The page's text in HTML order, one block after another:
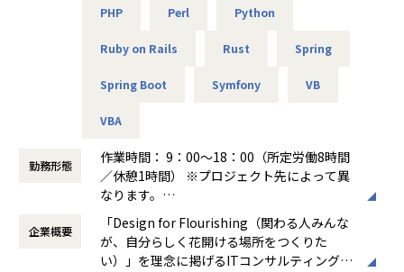
エンジニアだけでなく採用・営業・教育といったやれる事が
アルテニアのいいところだと思います。
【業務の変更の範囲】
-- データセンタ移設に伴うサーバ基盤リプレース案件 --
担当工程：基本設計、運用設計、詳細設計、構築、テスト、
担当者：30台前半、男性、入社1年目
-- 金融システムインフラ開発 --
担当工程：基本設計、運用設計、詳細設計、構築、テスト、
担当者：20台後半、男性、入社1年目
-- 官公庁向けインフラ開発 --
使用スキル：VMware、Windows、Linux
＜開発部門 想定キャリアパス＞
月1回の面談にてキャリアの方向性をすり合わせながら、案
件を決定します。
「開発経験を積みたい」「設計に挑戦したい」「上流工程を
担当したい」などの
＜ネットワーク部門 想定キャリアパス＞
運用保守 → 構築 → 設計 → セキュリティ・コンサルティング
件を決定します。
「構築に行きたい」「設計に挑戦したい」「セキュリティ分
野を経験したい」などの
PHP Perl Python
Ruby on Rails Rust Spring
Spring Boot Symfony VB
VBA
勤務形態
作業時間： 9：00～18：00（所定労働8時間
／休憩1時間） ※プロジェクト先によって異
なります。
働き方：
固定時間制（9時～18時、10時～19
時など）
時間外労働の有無： 有（月平均0時間～20時
企業概要
「Design for Flourishing（関わる人みんな
が、自分らしく花開ける場所をつくりた
い）」を理念に掲げるITコンサルティング・